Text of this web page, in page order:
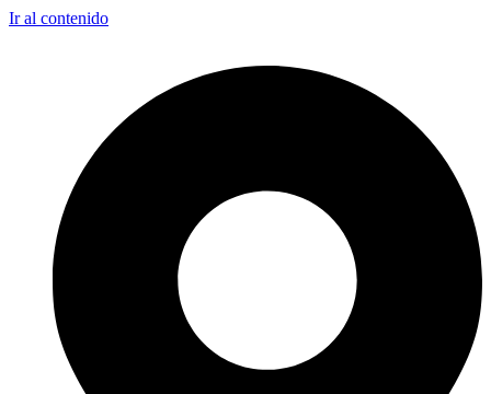
Ir al contenido